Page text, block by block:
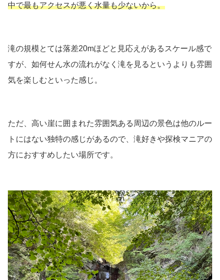
中で最もアクセスが悪く水量も少ないから。
滝の規模とては落差20mほどと見応えがあるスケール感で
すが、如何せん水の流れがなく滝を見るというよりも雰囲
気を楽しむといった感じ。
ただ、高い崖に囲まれた雰囲気ある周辺の景色は他のルー
トにはない独特の感じがあるので、滝好きや探検マニアの
方におすすめしたい場所です。